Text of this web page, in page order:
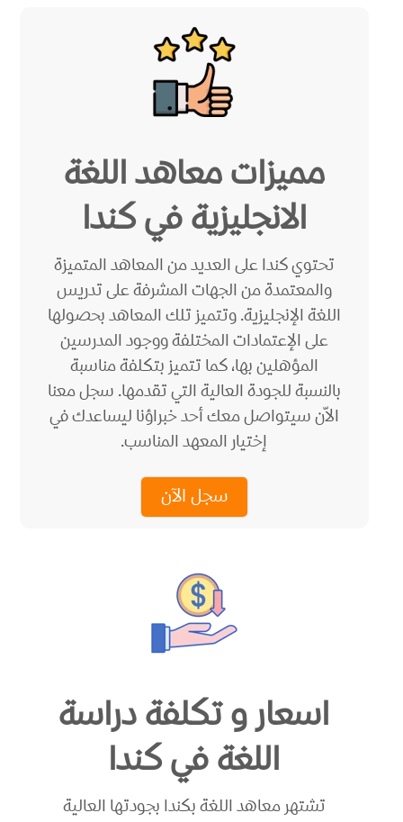
مميزات معاهد اللغة
الانجليزية في كندا
تحتوي كندا على العديد من المعاهد المتميزة
والمعتمدة من الجهات المشرفة على تدريس
اللغة الإنجليزية. وتتميز تلك المعاهد بحصولها
على الإعتمادات المختلفة ووجود المدرسين
المؤهلين بها، كما تتميز بتكلفة مناسبة
بالنسبة للجودة العالية التي تقدمها. سجل معنا
الاّن سيتواصل معك أحد خبراؤنا ليساعدك في
إختيار المعهد المناسب.
سجل الآن
اسعار و تكلفة دراسة
اللغة في كندا
تشتهر معاهد اللغة بكندا بجودتها العالية